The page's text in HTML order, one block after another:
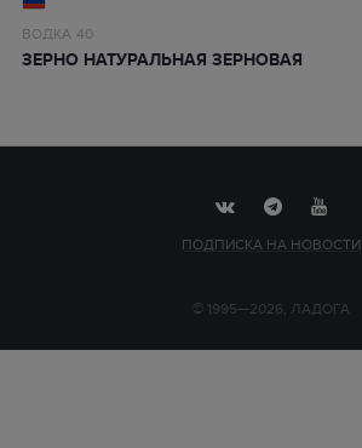
ВОДКА 40
ЗЕРНО НАТУРАЛЬНАЯ ЗЕРНОВАЯ
ПОДПИСКА НА НОВОСТИ
© 1995—2026, ЛАДОГА